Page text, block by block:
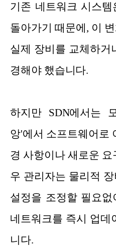
기존 네트워크 시스
돌아가기 때문에, 이
실제 장비를 교체하거
경해야 했습니다.
하지만 SDN에서는
앙'에서 소프트웨어로
경 사항이나 새로운
우 관리자는 물리적
설정을 조정할 필요
네트워크를 즉시 업데
니다.